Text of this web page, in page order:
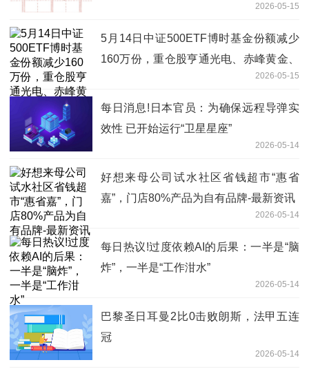
2026-05-15
5月14日中证500ETF博时基金份额减少
160万份，重仓股亨通光电、赤峰黄金、
2026-05-15
每日消息!日本官员：为确保远程导弹实
效性 已开始运行“卫星星座”
2026-05-14
好想来母公司试水社区省钱超市“惠省
嘉”，门店80%产品为自有品牌-最新资讯
2026-05-14
每日热议!过度依赖AI的后果：一半是“脑
炸”，一半是“工作泔水”
2026-05-14
巴黎圣日耳曼2比0击败朗斯，法甲五连
冠
2026-05-14